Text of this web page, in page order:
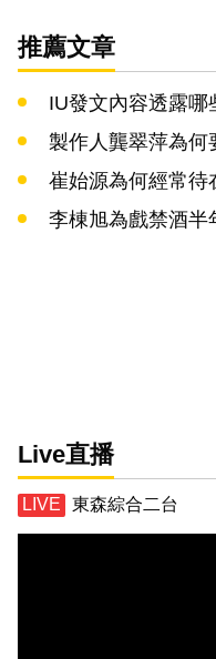
推薦文章
IU發文內容透露哪
製作人龔翠萍為何
崔始源為何經常待
李棟旭為戲禁酒半
Live直播
東森綜合二台